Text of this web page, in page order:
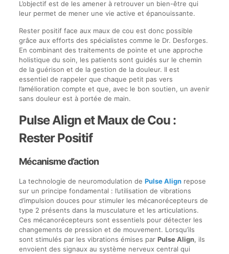
L’objectif est de les amener à retrouver un bien-être qui
leur permet de mener une vie active et épanouissante.
Rester positif face aux maux de cou est donc possible
grâce aux efforts des spécialistes comme le Dr. Desforges.
En combinant des traitements de pointe et une approche
holistique du soin, les patients sont guidés sur le chemin
de la guérison et de la gestion de la douleur. Il est
essentiel de rappeler que chaque petit pas vers
l’amélioration compte et que, avec le bon soutien, un avenir
sans douleur est à portée de main.
Pulse Align et Maux de Cou :
Rester Positif
Mécanisme d’action
La technologie de neuromodulation de Pulse Alignrepose
sur un principe fondamental : l’utilisation de vibrations
d’impulsion douces pour stimuler les mécanorécepteurs de
type 2 présents dans la musculature et les articulations.
Ces mécanorécepteurs sont essentiels pour détecter les
changements de pression et de mouvement. Lorsqu’ils
sont stimulés par les vibrations émises par Pulse Align, ils
envoient des signaux au système nerveux central qui